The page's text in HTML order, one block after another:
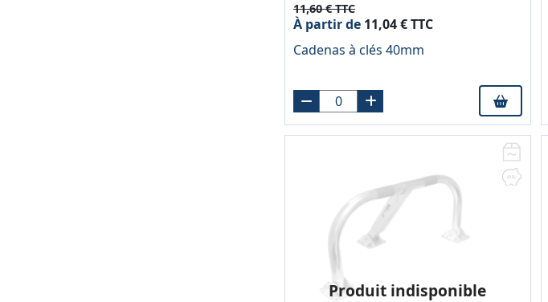
11,60 € TTC
À partir de 11,04 € TTC
Cadenas à clés 40mm
Produit indisponible